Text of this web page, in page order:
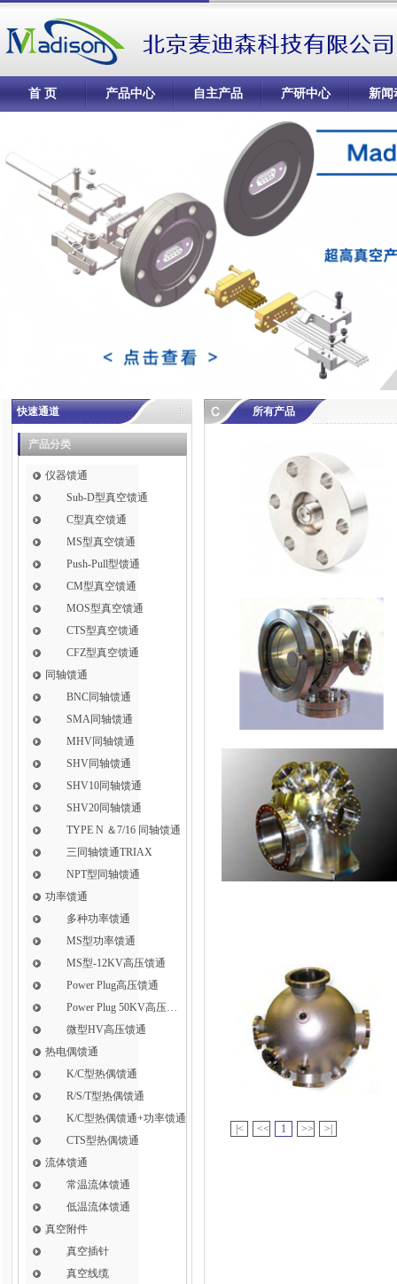
首 页 产品中心 自主产品 产研中心 新闻
快速通道
产品分类
仪器馈通
Sub-D型真空馈通
C型真空馈通
MS型真空馈通
Push-Pull型馈通
CM型真空馈通
MOS型真空馈通
CTS型真空馈通
CFZ型真空馈通
同轴馈通
BNC同轴馈通
SMA同轴馈通
MHV同轴馈通
SHV同轴馈通
SHV10同轴馈通
SHV20同轴馈通
TYPE N ＆7/16 同轴馈通
三同轴馈通TRIAX
NPT型同轴馈通
功率馈通
多种功率馈通
MS型功率馈通
MS型-12KV高压馈通
Power Plug高压馈通
Power Plug 50KV高压馈通
微型HV高压馈通
热电偶馈通
K/C型热偶馈通
R/S/T型热偶馈通
K/C型热偶馈通+功率馈通
CTS型热偶馈通
流体馈通
常温流体馈通
低温流体馈通
真空附件
真空插针
真空线缆
所有产品
|< << 1 >> >|